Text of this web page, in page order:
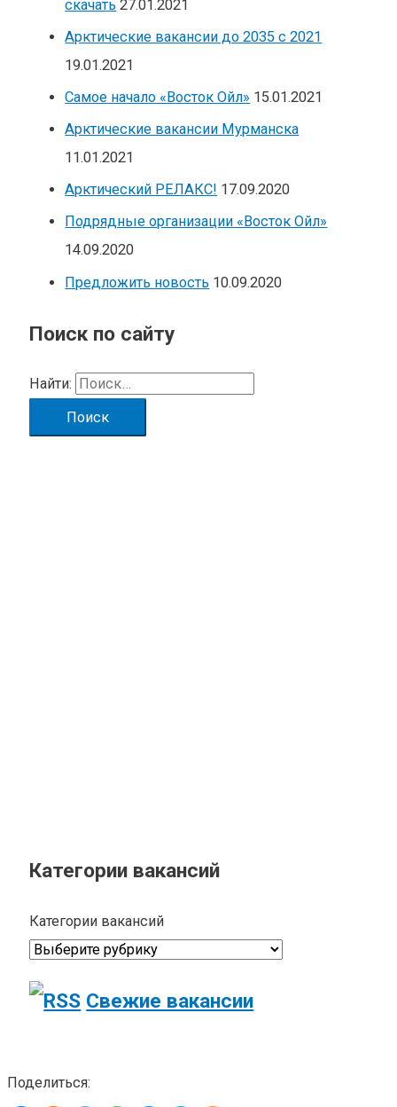
скачать 27.01.2021
Арктические вакансии до 2035 с 2021
19.01.2021
Самое начало «Восток Ойл» 15.01.2021
Арктические вакансии Мурманска
11.01.2021
Арктический РЕЛАКС! 17.09.2020
Подрядные организации «Восток Ойл»
14.09.2020
Предложить новость 10.09.2020
Поиск по сайту
Найти:
Категории вакансий
Категории вакансий
Свежие вакансии
Поделиться: